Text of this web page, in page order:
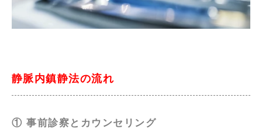
静脈内鎮静法の流れ
① 事前診察とカウンセリング